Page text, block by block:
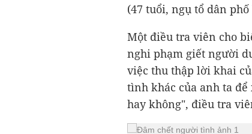
(47 tuổi, ngụ tổ dân
Một điều tra viên cho
nghi phạm giết người
việc thu thập lời khai
tình khác của anh ta
hay không", điều tra